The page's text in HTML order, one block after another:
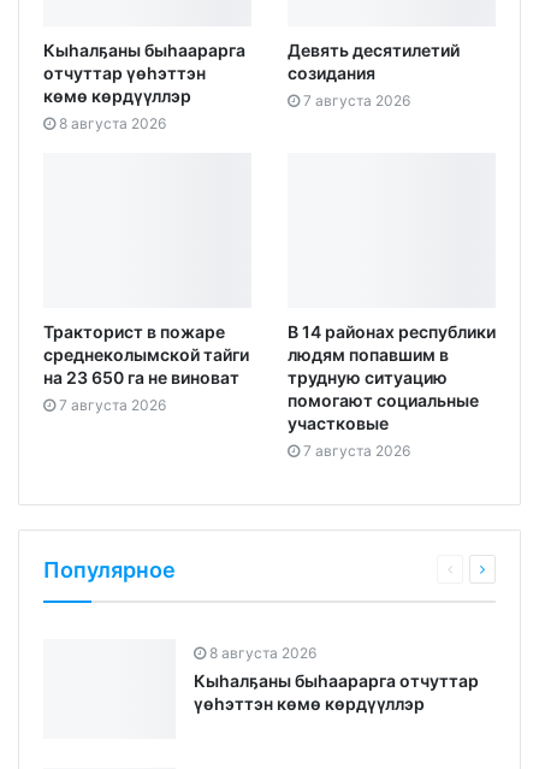
Кыһалҕаны быһаарарга
отчуттар үөһэттэн
көмө көрдүүллэр
8 августа 2026
Девять десятилетий
созидания
7 августа 2026
Тракторист в пожаре
среднеколымской тайги
на 23 650 га не виноват
7 августа 2026
В 14 районах республики
людям попавшим в
трудную ситуацию
помогают социальные
участковые
7 августа 2026
Популярное
8 августа 2026
Кыһалҕаны быһаарарга отчуттар
үөһэттэн көмө көрдүүллэр